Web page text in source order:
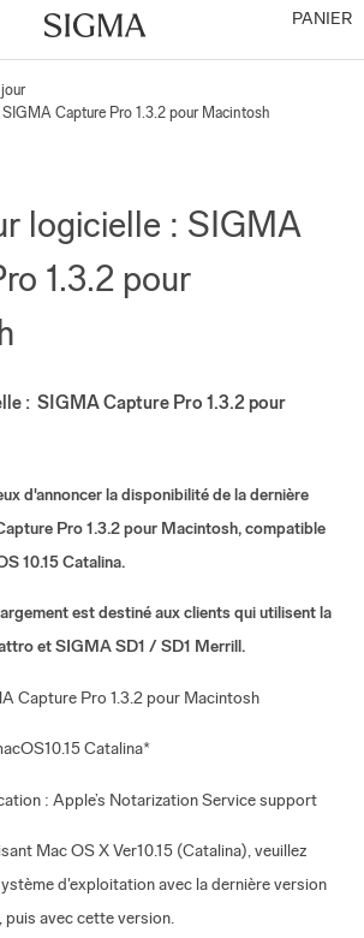
PANIER
Capture Pro 1.3.2 pour Macintosh
logicielle : SIGMA
1.3.2 pour
: SIGMA Capture Pro 1.3.2 pour
d'annoncer la disponibilité de la dernière
Pro 1.3.2 pour Macintosh, compatible
10.15 Catalina.
est destiné aux clients qui utilisent la
et SIGMA SD1 / SD1 Merrill.
Capture Pro 1.3.2 pour Macintosh
Catalina*
: Apple’s Notarization Service support
Mac OS X Ver10.15 (Catalina), veuillez
d'exploitation avec la dernière version
puis avec cette version.